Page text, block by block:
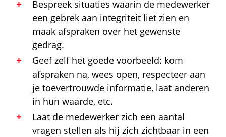
Bespreek situaties waarin de medewerker
een gebrek aan integriteit liet zien en
maak afspraken over het gewenste
gedrag.
Geef zelf het goede voorbeeld: kom
afspraken na, wees open, respecteer aan
je toevertrouwde informatie, laat anderen
in hun waarde, etc.
Laat de medewerker zich een aantal
vragen stellen als hij zich zichtbaar in een